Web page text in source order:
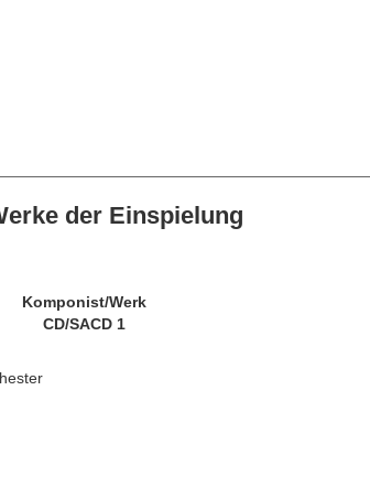
der Einspielung
Komponist/Werk
CD/SACD 1